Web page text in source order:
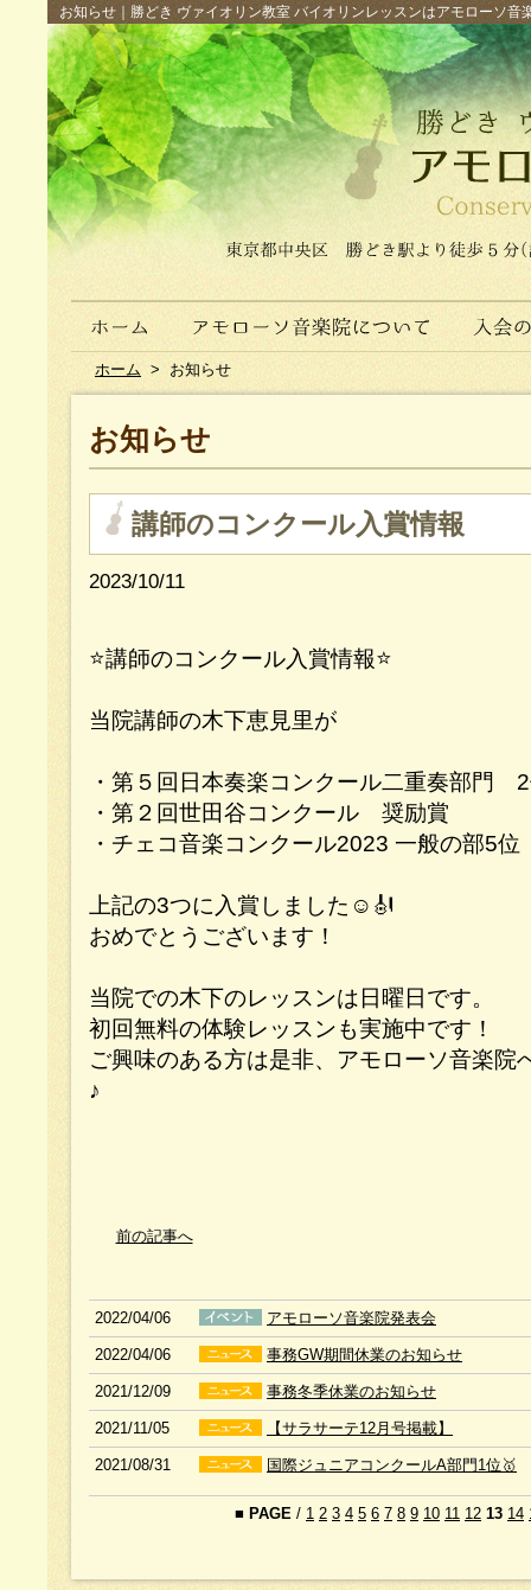
お知らせ｜勝どき ヴァイオリン教室 バイオリンレッスンはアモローソ
ホーム > お知らせ
お知らせ
講師のコンクール入賞情報
2023/10/11
⭐️講師のコンクール入賞情報⭐️
当院講師の木下恵見里が
・第５回日本奏楽コンクール二重奏部門
・第２回世田谷コンクール 奨励賞
・チェコ音楽コンクール2023 一般の部5位
上記の3つに入賞しました☺️🎻
おめでとうございます！
当院での木下のレッスンは日曜日です。
初回無料の体験レッスンも実施中です！
ご興味のある方は是非、アモローソ音楽院
♪
前の記事へ
2022/04/06 アモローソ音楽院発表会
2022/04/06 事務GW期間休業のお知らせ
2021/12/09 事務冬季休業のお知らせ
2021/11/05 【サラサーテ12月号掲載】
2021/08/31 国際ジュニアコンクールA部門1位🥇
■ PAGE / 1 2 3 4 5 6 7 8 9 10 11 12 13 14